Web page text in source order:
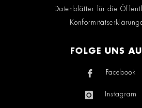
Datenblätter für die
FOLGE UNS
Facebook
Instagram